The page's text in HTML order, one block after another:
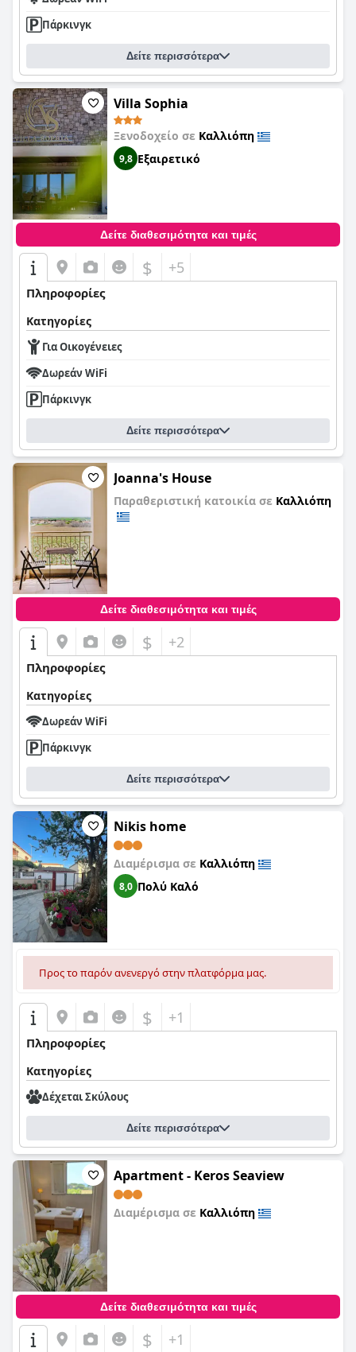
Πάρκινγκ
Δείτε περισσότερα
Villa Sophia
Ξενοδοχείο σε Καλλιόπη
9,8 Εξαιρετικό
Δείτε διαθεσιμότητα και τιμές
$ +5
Πληροφορίες
Κατηγορίες
Για Οικογένειες
Δωρεάν WiFi
Πάρκινγκ
Δείτε περισσότερα
Joanna's House
Παραθεριστική κατοικία σε Καλλιόπη
Δείτε διαθεσιμότητα και τιμές
$ +2
Πληροφορίες
Κατηγορίες
Δωρεάν WiFi
Πάρκινγκ
Δείτε περισσότερα
Nikis home
Διαμέρισμα σε Καλλιόπη
8,0 Πολύ Καλό
Προς το παρόν ανενεργό στην πλατφόρμα μας.
$ +1
Πληροφορίες
Κατηγορίες
Δέχεται Σκύλους
Δείτε περισσότερα
Apartment - Keros Seaview
Διαμέρισμα σε Καλλιόπη
Δείτε διαθεσιμότητα και τιμές
$ +1